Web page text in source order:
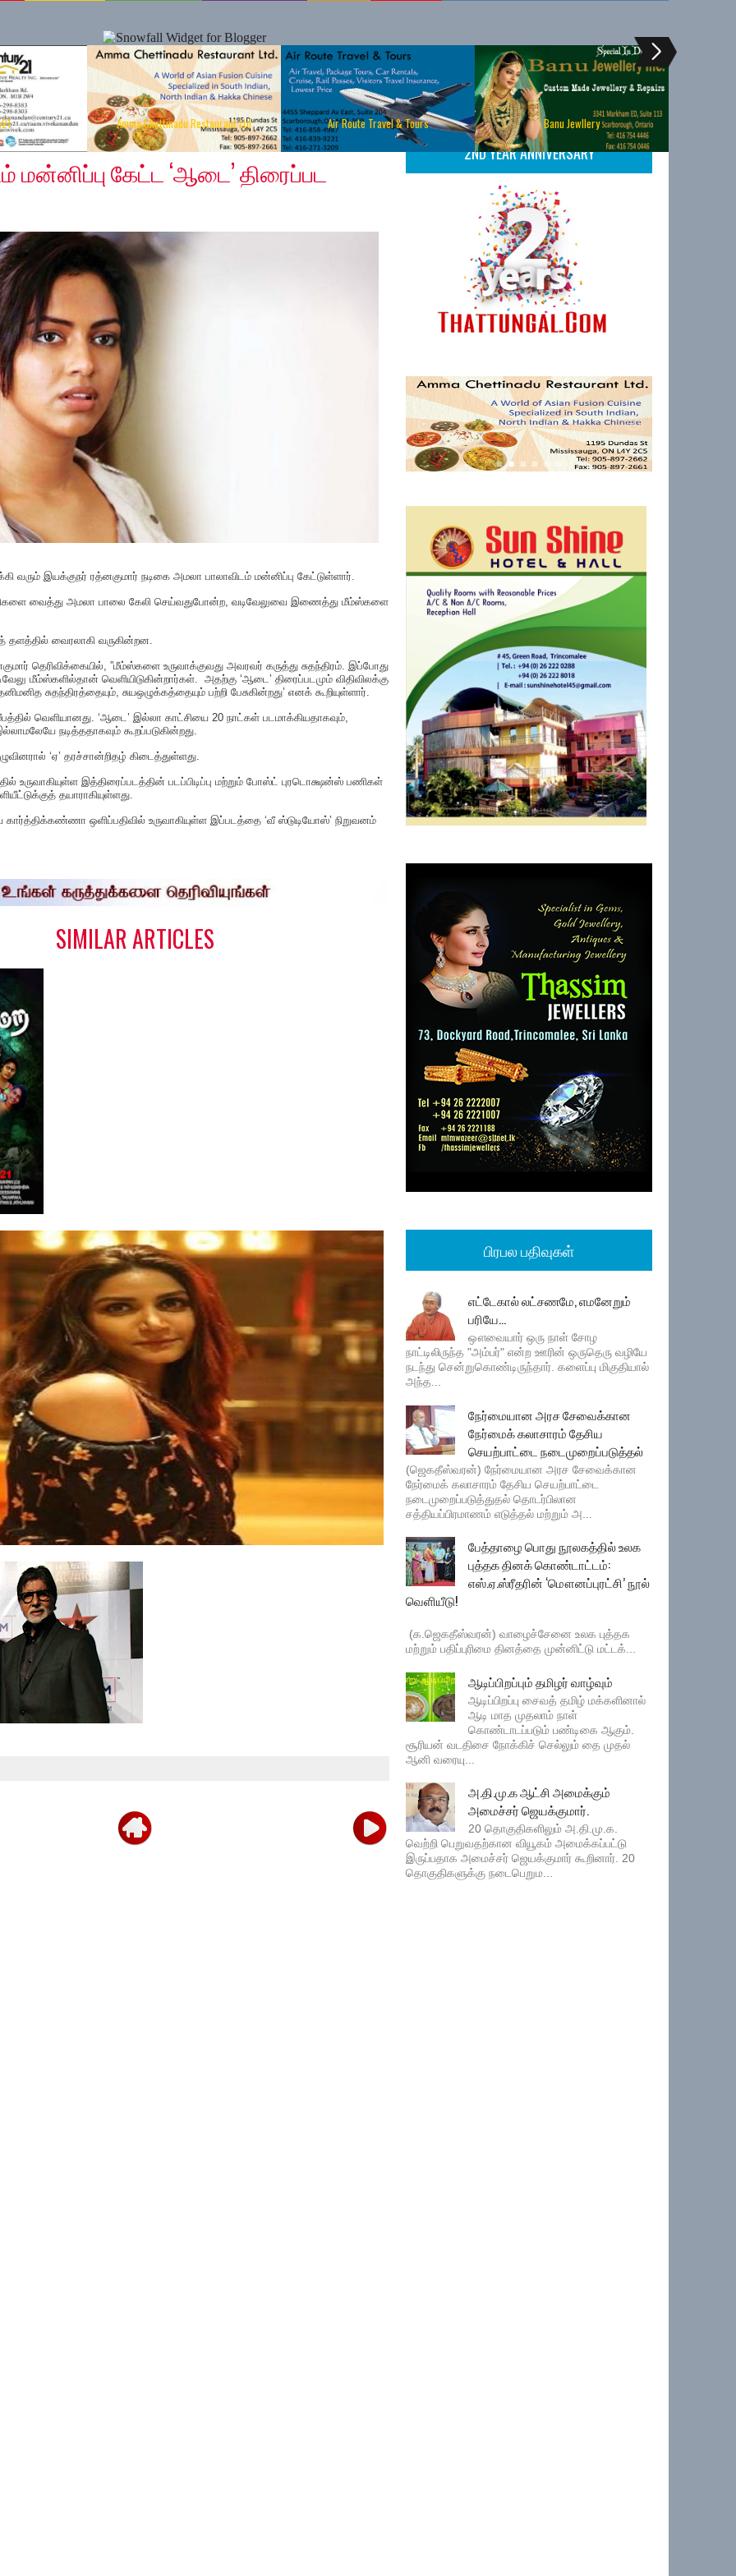
Amma Chettinadu Restaurant Ltd Air Route Travel & Tours Banu Jewllery
மன்னிப்பு கேட்ட ‘ஆடை’ திரைப்பட
வரும் இயக்குநர் ரத்னகுமார் நடிகை அமலா பாலாவிடம் மன்னிப்பு கேட்டுள்ளார்.
வைத்து அமலா பாலை கேலி செய்வதுபோன்ற, வடிவேலுவை இணைத்து மீம்ஸ்களை
வைரலாகி வருகின்றன.
தெரிவிக்கையில், ”மீம்ஸ்களை உருவாக்குவது அவரவர் கருத்து சுதந்திரம். இப்போது
மீம்ஸ்களில்தான் வெளியிடுகின்றார்கள். அதற்கு ‘ஆடை’ திரைப்படமும் விதிவிலக்கு
சுதந்திரத்தையும், சுயஒழுக்கத்தையும் பற்றி பேசுகின்றது’ எனக் கூறியுள்ளார்.
வெளியானது. ‘ஆடை’ இல்லா காட்சியை 20 நாட்கள் படமாக்கியதாகவும்,
நடித்ததாகவும் கூறப்படுகின்றது.
‘ஏ’ தரச்சான்றிதழ் கிடைத்துள்ளது.
உருவாகியுள்ள இத்திரைப்படத்தின் படப்பிடிப்பு மற்றும் போஸ்ட் புரடொக்ஷன்ஸ் பணிகள்
தயாராகியுள்ளது.
கார்த்திக்கண்ணா ஒளிப்பதிவில் உருவாகியுள்ள இப்படத்தை ‘வீ ஸ்டுடியோஸ்’ நிறுவனம்
SIMILAR ARTICLES
2ND YEAR ANNIVERSARY
பிரபல பதிவுகள்
எட்டேகால் லட்சணமே, எமனேறும்
பரியே...
ஔவையார் ஒரு நாள் சோழ
நாட்டிலிருந்த "அம்பர்" என்ற ஊரின் ஒருதெரு வழியே
நடந்து சென்றுகொண்டிருந்தார். களைப்பு மிகுதியால்
அந்த...
நேர்மையான அரச சேவைக்கான
நேர்மைக் கலாசாரம் தேசிய
செயற்பாட்டை நடைமுறைப்படுத்தல்
(ஜெகதீஸ்வரன்) நேர்மையான அரச சேவைக்கான
நேர்மைக் கலாசாரம் தேசிய செயற்பாட்டை
நடைமுறைப்படுத்துதல் தொடர்பிலான
சத்தியப்பிரமாணம் எடுத்தல் மற்றும் அ...
பேத்தாழை பொது நூலகத்தில் உலக
புத்தக தினக் கொண்டாட்டம்:
எஸ்.ஏ.ஸ்ரீதரின் ‘மௌனப்புரட்சி’ நூல்
வெளியீடு!
(க.ஜெகதீஸ்வரன்) வாழைச்சேனை உலக புத்தக
மற்றும் பதிப்புரிமை தினத்தை முன்னிட்டு மட்டக்...
ஆடிப்பிறப்பும் தமிழர் வாழ்வும்
ஆடிப்பிறப்பு சைவத் தமிழ் மக்களினால்
ஆடி மாத முதலாம் நாள்
கொண்டாடப்படும் பண்டிகை ஆகும்.
சூரியன் வடதிசை நோக்கிச் செல்லும் தை முதல்
ஆனி வரையு...
அ.தி.மு.க ஆட்சி அமைக்கும்
அமைச்சர் ஜெயக்குமார்.
20 தொகுதிகளிலும் அ.தி.மு.க.
வெற்றி பெறுவதற்கான வியூகம் அமைக்கப்பட்டு
இருப்பதாக அமைச்சர் ஜெயக்குமார் கூறினார். 20
தொகுதிகளுக்கு நடைபெறும...